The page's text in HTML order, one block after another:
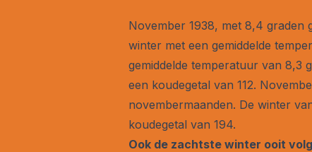
November 1938, met 8,4 graden
winter met een gemiddelde
gemiddelde temperatuur van 8,3
een koudegetal van 112.
novembermaanden. De winter
koudegetal van 194.
Ook de zachtste winter ooit